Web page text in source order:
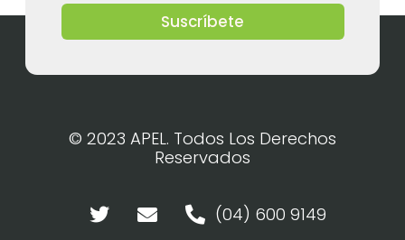
Suscríbete
© 2023 APEL. Todos Los Derechos
Reservados
(04) 600 9149